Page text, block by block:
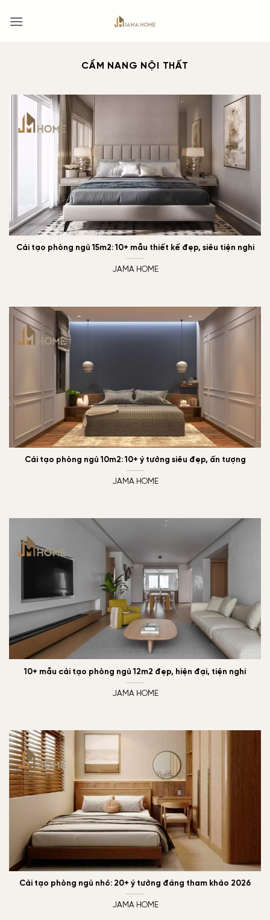
qua
CẨM NANG NỘI THẤT
Cải tạo phòng ngủ 15m2: 10+ mẫu thiết kế đẹp, siêu tiện nghi
JAMA HOME
Cải tạo phòng ngủ 10m2: 10+ ý tưởng siêu đẹp, ấn tượng
JAMA HOME
10+ mẫu cải tạo phòng ngủ 12m2 đẹp, hiện đại, tiện nghi
JAMA HOME
Cải tạo phòng ngủ nhỏ: 20+ ý tưởng đáng tham khảo 2026
JAMA HOME